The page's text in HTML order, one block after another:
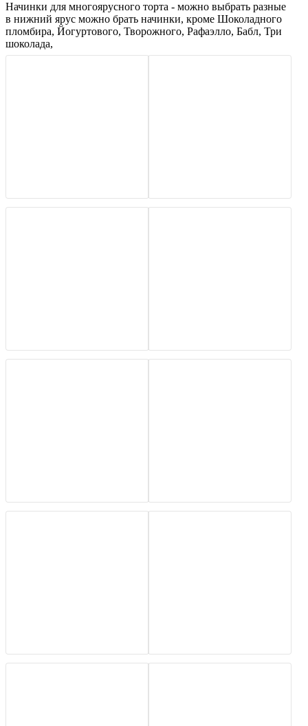
Начинки для многоярусного торта - можно выбрать разные
в нижний ярус можно брать начинки, кроме Шоколадного
пломбира, Йогуртового, Творожного, Рафаэлло, Бабл, Три
шоколада,